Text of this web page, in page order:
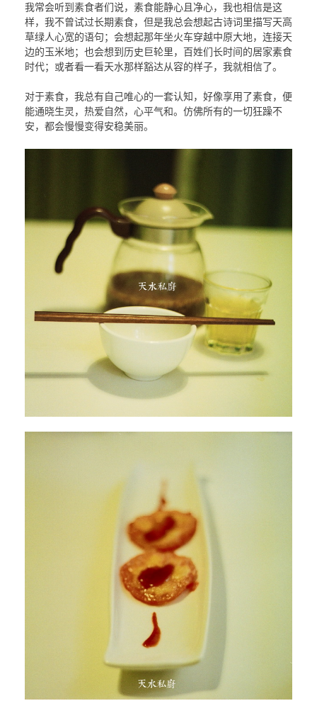
我常会听到素食者们说，素食能静心且净心，我也相信是这
样，我不曾试过长期素食，但是我总会想起古诗词里描写天高
草绿人心宽的语句；会想起那年坐火车穿越中原大地，连接天
边的玉米地；也会想到历史巨轮里，百姓们长时间的居家素食
时代；或者看一看天水那样豁达从容的样子，我就相信了。
对于素食，我总有自己唯心的一套认知，好像享用了素食，便
能通晓生灵，热爱自然，心平气和。仿佛所有的一切狂躁不
安，都会慢慢变得安稳美丽。